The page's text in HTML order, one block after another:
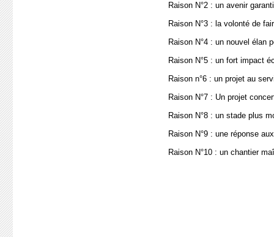
Raison N°2 : un avenir
Raison N°3 : la volonté de
Raison N°4 : un nouvel élan
Raison N°5 : un fort impact
Raison n°6 : un projet au
Raison N°7 : Un projet
Raison N°8 : un stade plus
Raison N°9 : une réponse
Raison N°10 : un chantier